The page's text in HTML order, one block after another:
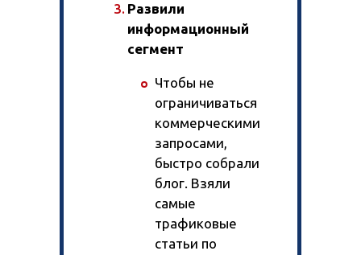
Развили
информационный
сегмент
Чтобы не
ограничиваться
коммерческими
запросами,
быстро собрали
блог. Взяли
самые
трафиковые
статьи по